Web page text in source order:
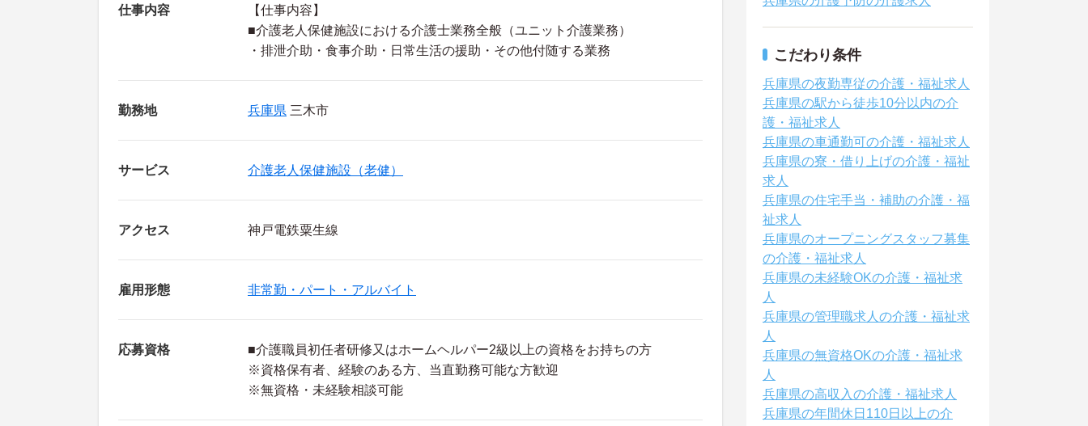
仕事内容
【仕事内容】
■介護老人保健施設における介護士業務全般（ユニット介護業務）
・排泄介助・食事介助・日常生活の援助・その他付随する業務
勤務地 兵庫県 三木市
サービス 介護老人保健施設（老健）
アクセス 神戸電鉄粟生線
雇用形態 非常勤・パート・アルバイト
応募資格
■介護職員初任者研修又はホームヘルパー2級以上の資格をお持ちの方
※資格保有者、経験のある方、当直勤務可能な方歓迎
※無資格・未経験相談可能
こだわり条件
兵庫県の夜勤専従の介護・福祉求人
兵庫県の駅から徒歩10分以内の介
護・福祉求人
兵庫県の車通勤可の介護・福祉求人
兵庫県の寮・借り上げの介護・福祉
求人
兵庫県の住宅手当・補助の介護・福
祉求人
兵庫県のオープニングスタッフ募集
の介護・福祉求人
兵庫県の未経験OKの介護・福祉求
人
兵庫県の管理職求人の介護・福祉求
人
兵庫県の無資格OKの介護・福祉求
人
兵庫県の高収入の介護・福祉求人
兵庫県の年間休日110日以上の介